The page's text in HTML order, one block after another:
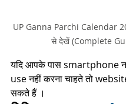
UP Ganna Parchi Calendar
से देखें (Complete
यदि आपके पास smartphone
use नहीं करना चाहते तो
सकते हैं ।​